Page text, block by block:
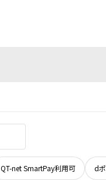
QT-net SmartPay利用可 d